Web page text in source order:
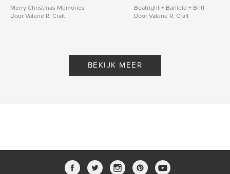
Merry Christmas Memories
Door Valerie R. Craft
Boatright + Barfield + Britt
Door Valerie R. Craft
BEKIJK MEER